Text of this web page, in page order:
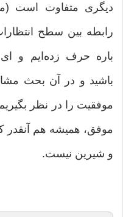
دیگری متفاوت است
رابطه بین سطح
باره حرف زده‌ایم و
باشید و در آن بحث
موفقیت را در نظر
موفق، همیشه هم آنقدر
و شیرین نیست.